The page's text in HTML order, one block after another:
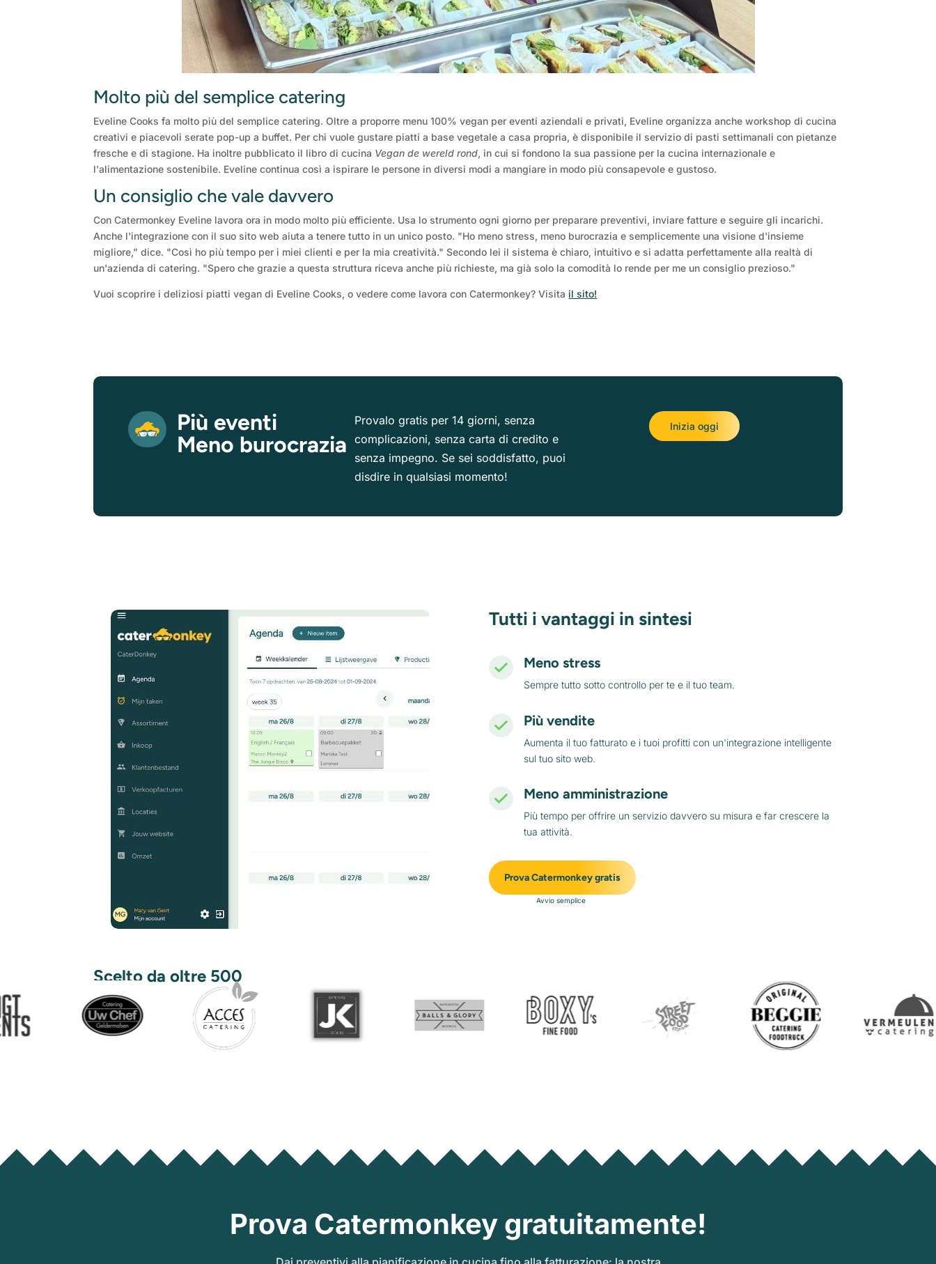
Molto più del semplice catering
Eveline Cooks fa molto più del semplice catering. Oltre a proporre menu 100% vegan per eventi aziendali e privati, Eveline organizza anche workshop di cucina
creativi e piacevoli serate pop-up a buffet. Per chi vuole gustare piatti a base vegetale a casa propria, è disponibile il servizio di pasti settimanali con pietanze
fresche e di stagione. Ha inoltre pubblicato il libro di cucina Vegan de wereld rond, in cui si fondono la sua passione per la cucina internazionale e
l'alimentazione sostenibile. Eveline continua così a ispirare le persone in diversi modi a mangiare in modo più consapevole e gustoso.
Un consiglio che vale davvero
Con Catermonkey Eveline lavora ora in modo molto più efficiente. Usa lo strumento ogni giorno per preparare preventivi, inviare fatture e seguire gli incarichi.
Anche l'integrazione con il suo sito web aiuta a tenere tutto in un unico posto. "Ho meno stress, meno burocrazia e semplicemente una visione d'insieme
migliore," dice. "Così ho più tempo per i miei clienti e per la mia creatività." Secondo lei il sistema è chiaro, intuitivo e si adatta perfettamente alla realtà di
un'azienda di catering. "Spero che grazie a questa struttura riceva anche più richieste, ma già solo la comodità lo rende per me un consiglio prezioso."
Vuoi scoprire i deliziosi piatti vegan di Eveline Cooks, o vedere come lavora con Catermonkey? Visitail sito!
Più eventi
Meno burocrazia
Provalo gratis per 14 giorni, senza
complicazioni, senza carta di credito e
senza impegno. Se sei soddisfatto, puoi
disdire in qualsiasi momento!
Inizia oggi
Tutti i vantaggi in sintesi
Meno stress
Sempre tutto sotto controllo per te e il tuo team.
Più vendite
Aumenta il tuo fatturato e i tuoi profitti con un'integrazione intelligente
sul tuo sito web.
Meno amministrazione
Più tempo per offrire un servizio davvero su misura e far crescere la
tua attività.
Prova Catermonkey gratis
Avvio semplice
Scelto da oltre 500
utenti
Prova Catermonkey gratuitamente!